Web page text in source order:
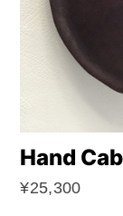
Hand
¥25,300